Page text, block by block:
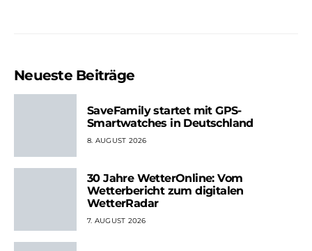
Neueste Beiträge
SaveFamily startet mit GPS-
Smartwatches in Deutschland
8. AUGUST 2026
30 Jahre WetterOnline: Vom
Wetterbericht zum digitalen
WetterRadar
7. AUGUST 2026